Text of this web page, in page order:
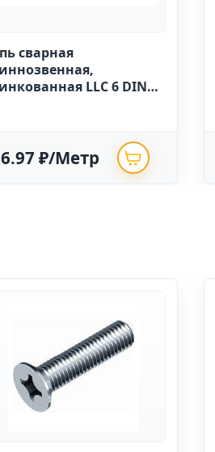
сварная
LLC 6 DIN
₽/Метр